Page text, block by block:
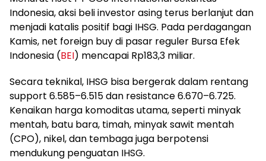
Indonesia, aksi beli investor asing terus berlanjut dan
menjadi katalis positif bagi IHSG. Pada perdagangan
Kamis, net foreign buy di pasar reguler Bursa Efek
Indonesia (BEI) mencapai Rp183,3 miliar.
Secara teknikal, IHSG bisa bergerak dalam rentang
support 6.585–6.515 dan resistance 6.670–6.725.
Kenaikan harga komoditas utama, seperti minyak
mentah, batu bara, timah, minyak sawit mentah
(CPO), nikel, dan tembaga juga berpotensi
mendukung penguatan IHSG.